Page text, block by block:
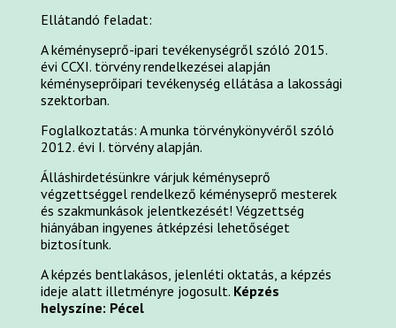
Ellátandó feladat:
A kéményseprő-ipari tevékenységről szóló 2015.
évi CCXI. törvény rendelkezései alapján
kéményseprőipari tevékenység ellátása a lakossági
szektorban.
Foglalkoztatás:A munka törvénykönyvéről szóló
2012. évi I. törvény alapján.
Álláshirdetésünkre várjuk kéményseprő
végzettséggel rendelkező kéményseprő mesterek
és szakmunkások jelentkezését! Végzettség
hiányában ingyenes átképzési lehetőséget
biztosítunk.
A képzés bentlakásos, jelenléti oktatás, a képzés
ideje alatt illetményre jogosult. Képzés
helyszíne: Pécel